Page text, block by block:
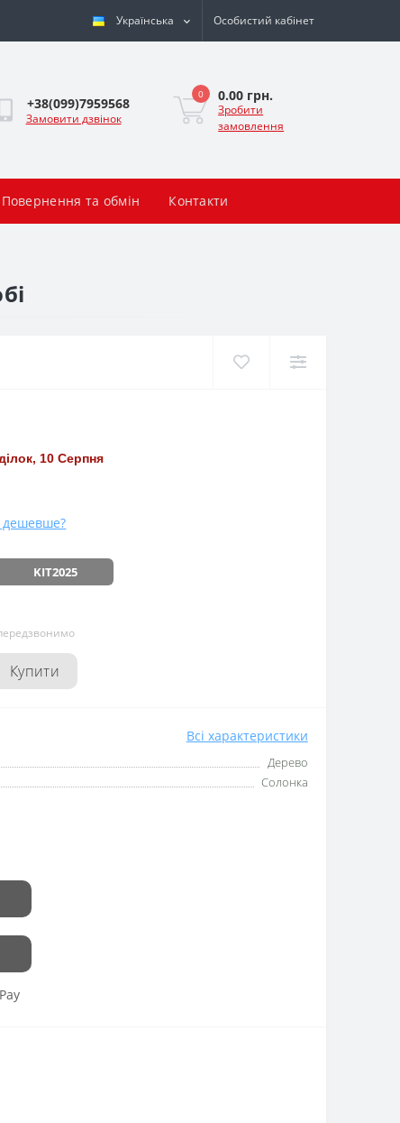
Українська Особистий кабінет
+38(099)7959568
Замовити дзвінок
0 0.00 грн.
Зробити
замовлення
Повернення та обмін Контакти
10 Серпня
KIT2025
Купити
Всі характеристики
Дерево
Солонка